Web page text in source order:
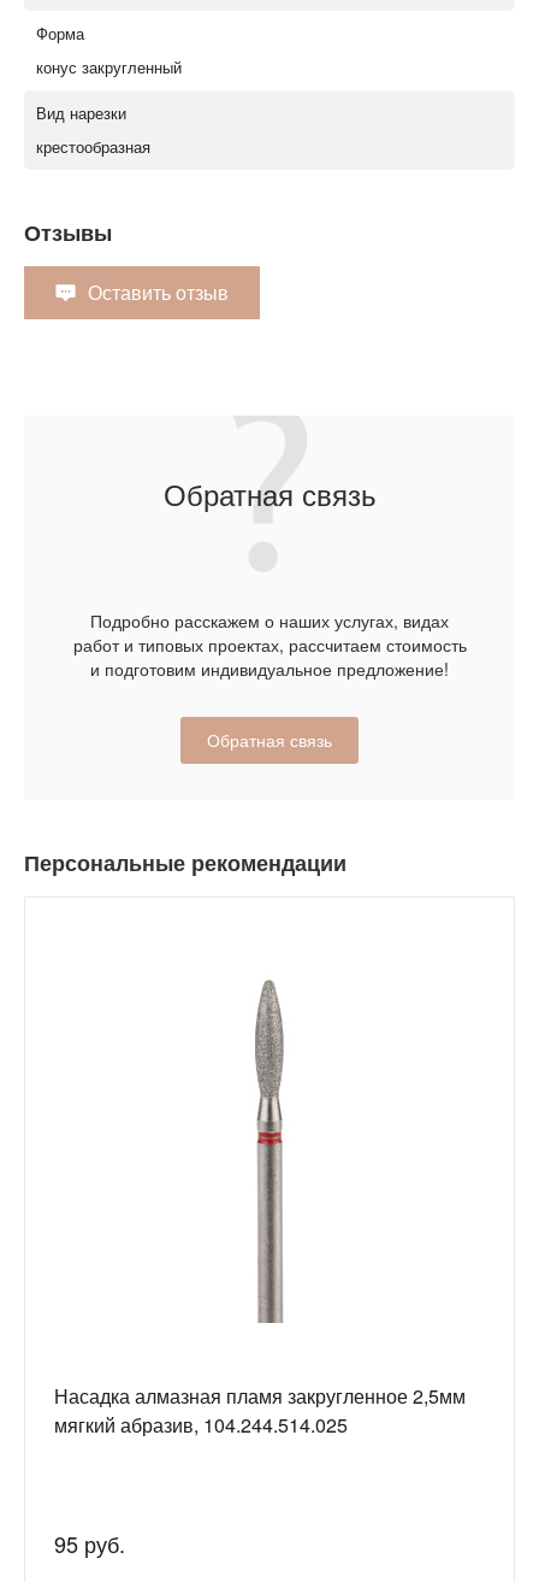
Форма
конус закругленный
Вид нарезки
крестообразная
Отзывы
Оставить отзыв
Обратная связь
Подробно расскажем о наших услугах, видах
работ и типовых проектах, рассчитаем стоимость
и подготовим индивидуальное предложение!
Обратная связь
Персональные рекомендации
Насадка алмазная пламя закругленное 2,5мм
мягкий абразив, 104.244.514.025
95 руб.